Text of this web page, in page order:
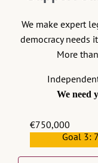
Continue
We make expert
democracy needs
More
We need
€750,000
€559,159Goal 3: